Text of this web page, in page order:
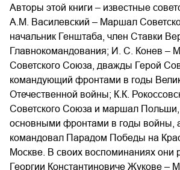
Авторы этой книги – известные
А.М. Василевский – Маршал
начальник Генштаба, член Ставки
Главнокомандования; И. С. Конев –
Советского Союза, дважды Герой
командующий фронтами в годы
Отечественной войны; К.К.
Советского Союза и маршал
основными фронтами в годы войны,
командовал Парадом Победы на
Москве. В своих воспоминаниях они
Георгии Константиновиче Жукове –